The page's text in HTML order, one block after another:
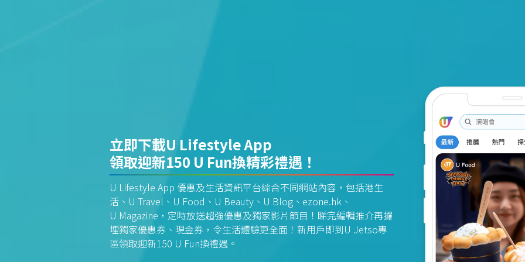
立即下載U Lifestyle App
領取迎新150 U Fun換精彩禮遇！
U Lifestyle App 優惠及生活資訊平台綜合不同網站內容，包括港生
活、U Travel、U Food、U Beauty、U Blog、ezone.hk、
U Magazine，定時放送超強優惠及獨家影片節目！睇完編輯推介再攞
埋獨家優惠券、現金券，令生活體驗更全面！新用戶即到U Jetso專
區領取迎新150 U Fun換禮遇。